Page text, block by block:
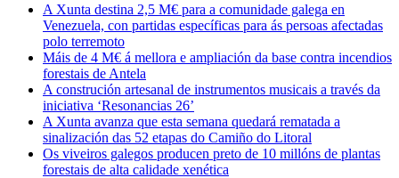
A Xunta destina 2,5 M€ para a comunidade galega en
Venezuela, con partidas específicas para ás persoas afectadas
polo terremoto
Máis de 4 M€ á mellora e ampliación da base contra incendios
forestais de Antela
A construción artesanal de instrumentos musicais a través da
iniciativa ‘Resonancias 26’
A Xunta avanza que esta semana quedará rematada a
sinalización das 52 etapas do Camiño do Litoral
Os viveiros galegos producen preto de 10 millóns de plantas
forestais de alta calidade xenética